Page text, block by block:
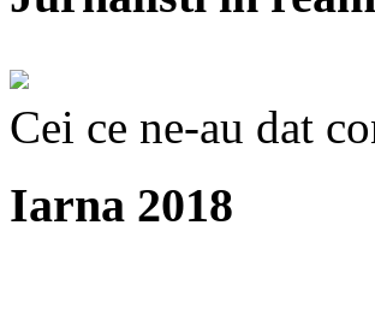
Cei ce ne-au dat
Iarna 2018